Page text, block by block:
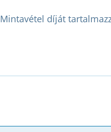
Mintavétel díját